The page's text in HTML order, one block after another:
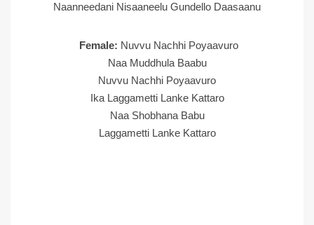
Naanneedani Nisaaneelu Gundello Daasaanu
Female: Nuvvu Nachhi Poyaavuro
Naa Muddhula Baabu
Nuvvu Nachhi Poyaavuro
Ika Laggametti Lanke Kattaro
Naa Shobhana Babu
Laggametti Lanke Kattaro